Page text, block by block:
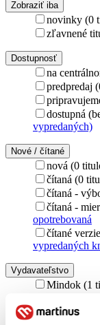
Zobraziť iba
novinky (0
zľavnené
Dostupnosť
na
predpredaj
dostupná
vypredaných)
Nové / čítané
nová (0
čítaná (0
čítaná -
čítaná -
opotrebovaná
čítané
vypredaných
Vydavateľstvo
Mindok (1
Obal